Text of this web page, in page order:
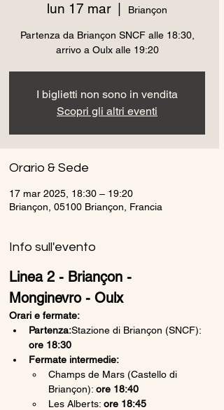
lun 17 mar
  |
Briançon
Partenza da Briançon SNCF alle 18:30,
arrivo a Oulx alle 19:20
I biglietti non sono in vendita
Scopri gli altri eventi
Orario & Sede
17 mar 2025, 18:30 – 19:20
Briançon, 05100 Briançon, Francia
Info sull'evento
Linea 2 - Briançon -
Monginevro - Oulx
Orari e fermate:
Partenza:Stazione di Briançon (SNCF):
ore 18:30
Fermate intermedie:
Champs de Mars (Castello di
Briançon): ore 18:40
Les Alberts: ore 18:45